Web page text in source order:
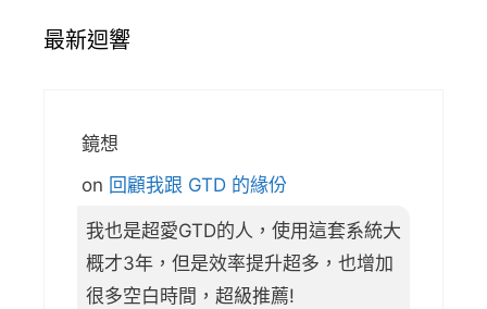
最新迴響
鏡想
on 回顧我跟 GTD 的緣份
我也是超愛GTD的人，使用這套系統大
概才3年，但是效率提升超多，也增加
很多空白時間，超級推薦!